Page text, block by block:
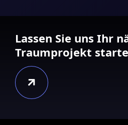
Lassen Sie uns Ihr
Traumprojekt